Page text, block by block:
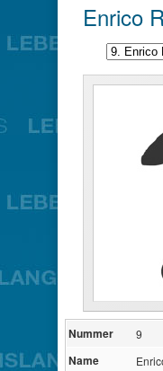
Enrico
Nummer 9
Name